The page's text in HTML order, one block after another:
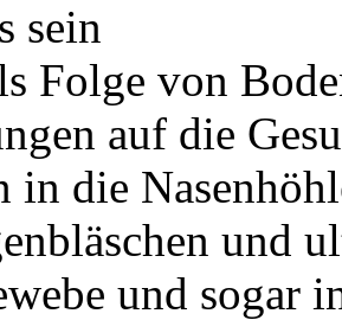
sein
Folge von
auf die
in die
und
und sogar